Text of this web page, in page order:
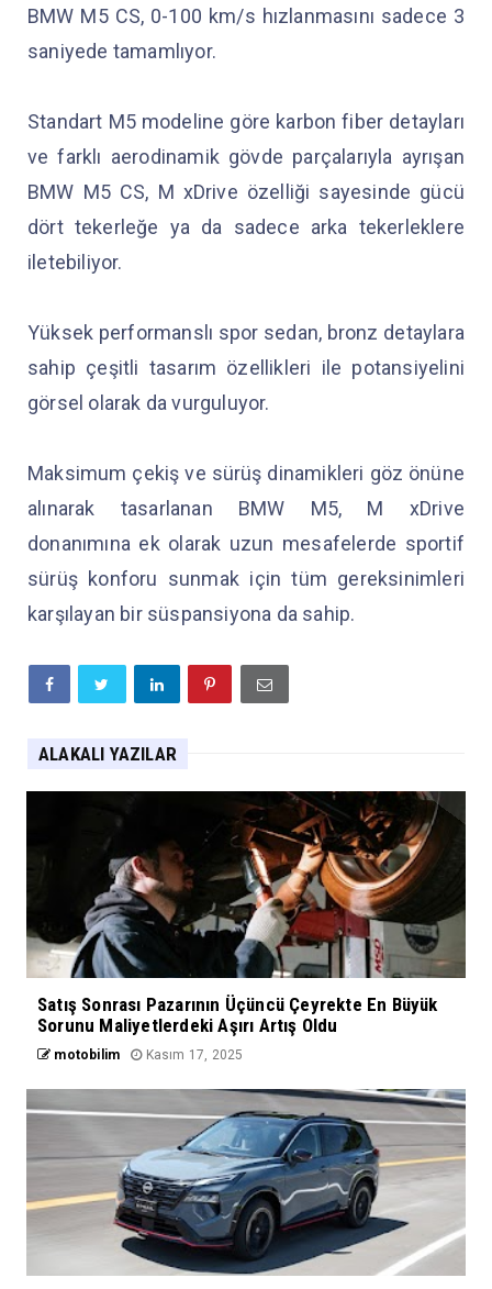
BMW M5 CS, 0-100 km/s hızlanmasını sadece 3
saniyede tamamlıyor.
Standart M5 modeline göre karbon fiber detayları
ve farklı aerodinamik gövde parçalarıyla ayrışan
BMW M5 CS, M xDrive özelliği sayesinde gücü
dört tekerleğe ya da sadece arka tekerleklere
iletebiliyor.
Yüksek performanslı spor sedan, bronz detaylara
sahip çeşitli tasarım özellikleri ile potansiyelini
görsel olarak da vurguluyor.
Maksimum çekiş ve sürüş dinamikleri göz önüne
alınarak tasarlanan BMW M5, M xDrive
donanımına ek olarak uzun mesafelerde sportif
sürüş konforu sunmak için tüm gereksinimleri
karşılayan bir süspansiyona da sahip.
ALAKALI YAZILAR
Satış Sonrası Pazarının Üçüncü Çeyrekte En Büyük
Sorunu Maliyetlerdeki Aşırı Artış Oldu
motobilim Kasım 17, 2025